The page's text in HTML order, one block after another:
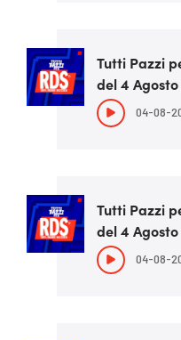
Tutti Pazzi
del 4
04-08-
Tutti Pazzi
del 4
04-08-